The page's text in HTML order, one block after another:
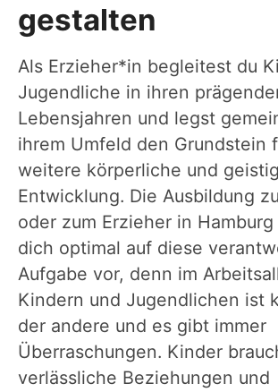
gestalten
Als Erzieher*in begleitest du
Jugendliche in ihren
Lebensjahren und legst
ihrem Umfeld den Grundstein
weitere körperliche und
Entwicklung. Die Ausbildung
oder zum Erzieher in
dich optimal auf diese
Aufgabe vor, denn im
Kindern und Jugendlichen ist
der andere und es gibt immer
Überraschungen. Kinder
verlässliche Beziehungen und